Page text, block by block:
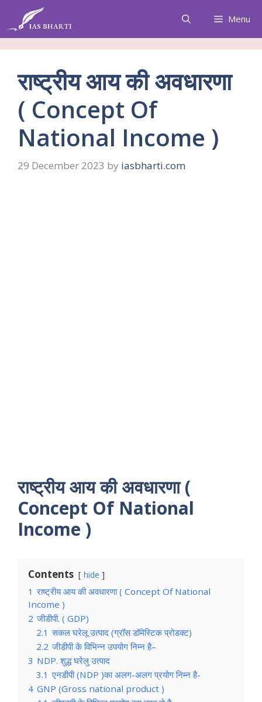
content
Menu
राष्ट्रीय आय की अवधारणा
( Concept Of
National Income )
29 December 2023 by iasbharti.com
राष्ट्रीय आय की अवधारणा (
Concept Of National
Income )
Contents hide
1 राष्ट्रीय आय की अवधारणा ( Concept Of National
Income )
2 जीडीपी. ( GDP)
2.1 सकल घरेलू उत्पाद (ग्रॉस डॉमेस्टिक प्रोडक्ट)
2.2 जीडीपी के विभिन्न उपयोग निम्न है–
3 NDP. शुद्ध घरेलु उत्पाद
3.1 एनडीपी (NDP )का अलग-अलग प्रयोग निम्न है-
4 GNP (Gross national product )